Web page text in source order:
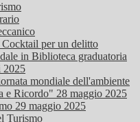
Cocktail per un delitto
in Biblioteca graduatoria
2025
mondiale dell'ambiente
e Ricordo" 28 maggio 2025
29 maggio 2025
Turismo